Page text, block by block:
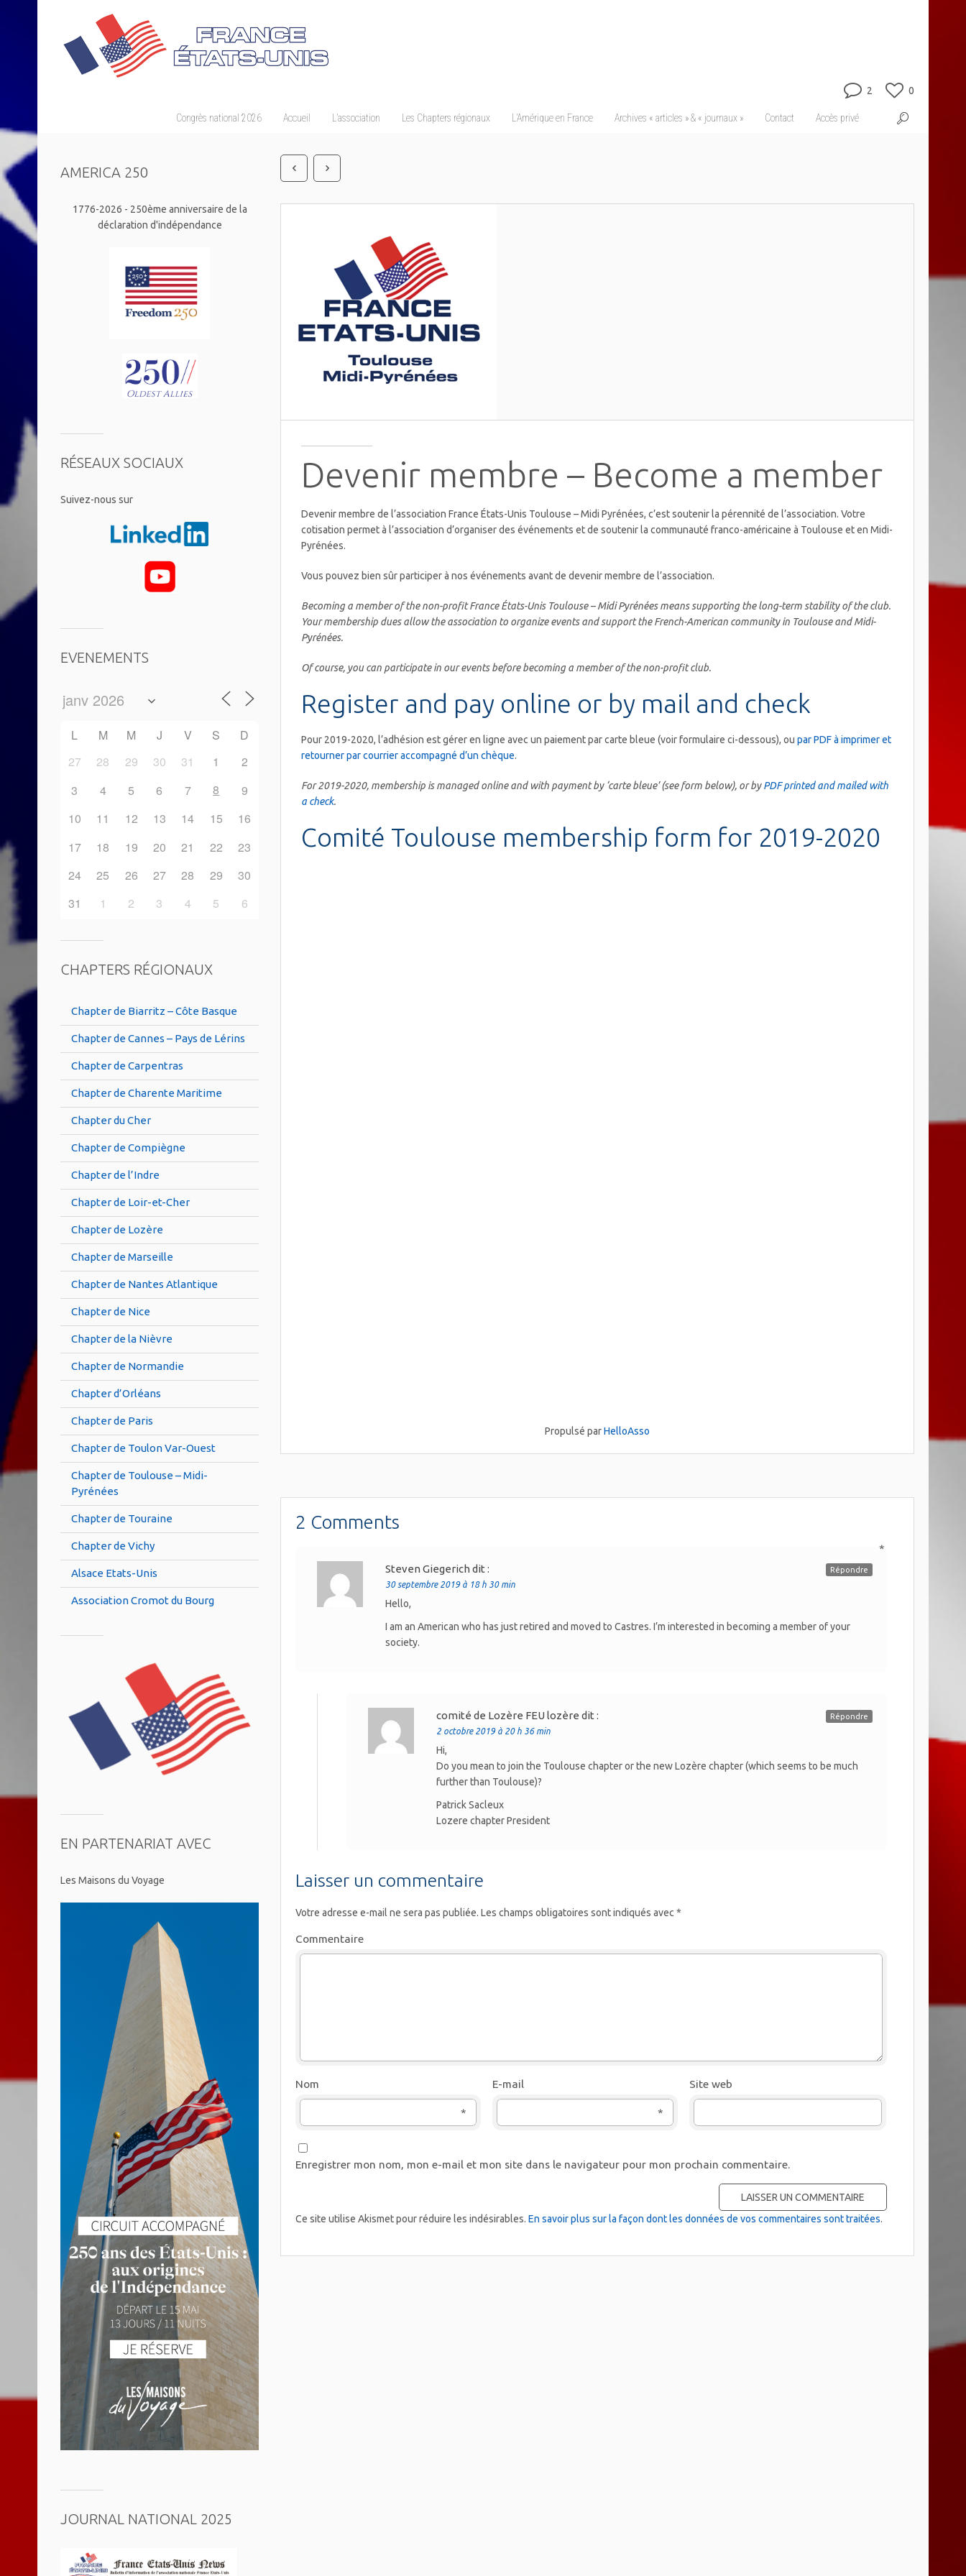
Congrès national 2026 Accueil L’association Les Chapters régionaux L’Amérique en France Archives « articles » & « journaux » Contact Accès privé
2 0
Devenir membre – Become a member
Devenir membre de l’association France États-Unis Toulouse – Midi Pyrénées, c’est soutenir la pérennité de l’association. Votre
cotisation permet à l’association d’organiser des événements et de soutenir la communauté franco-américaine à Toulouse et en Midi-
Pyrénées.
Vous pouvez bien sûr participer à nos événements avant de devenir membre de l’association.
Becoming a member of the non-profit France États-Unis Toulouse – Midi Pyrénées means supporting the long-term stability of the club.
Your membership dues allow the association to organize events and support the French-American community in Toulouse and Midi-
Pyrénées.
Of course, you can participate in our events before becoming a member of the non-profit club.
Register and pay online or by mail and check
Pour 2019-2020, l’adhésion est gérer en ligne avec un paiement par carte bleue (voir formulaire ci-dessous), oupar PDF à imprimer et
retourner par courrier accompagné d’un chèque.
For 2019-2020, membership is managed online and with payment by ‘carte bleue’ (see form below), or byPDF printed and mailed with
a check.
Comité Toulouse membership form for 2019-2020
Propulsé parHelloAsso
2 Comments
Steven Giegerichdit :
30 septembre 2019 à 18 h 30 min
Hello,
I am an American who has just retired and moved to Castres. I’m interested in becoming a member of your
society.
Répondre
comité de Lozère FEU lozère dit :
2 octobre 2019 à 20 h 36 min
Hi,
Do you mean to join the Toulouse chapter or the new Lozère chapter (which seems to be much
further than Toulouse)?
Patrick Sacleux
Lozere chapter President
Répondre
Laisser un commentaire
Votre adresse e-mail ne sera pas publiée. Les champs obligatoires sont indiqués avec *
Commentaire
*
Nom
*
E-mail
*
Site web
Enregistrer mon nom, mon e-mail et mon site dans le navigateur pour mon prochain commentaire.
Ce site utilise Akismet pour réduire les indésirables. En savoir plus sur la façon dont les données de vos commentaires sont traitées.
AMERICA 250
1776-2026 - 250ème anniversaire de la
déclaration d'indépendance
RÉSEAUX SOCIAUX
​Suivez-nous sur
EVENEMENTS
L M M J V S
D
27
28 29 30 31 1
2
3
4 5 6 7 8
9
10
11 12 13 14 15
16
17
18 19 20 21 22
23
24
25 26 27 28 29
30
31
1 2 3 4 5 6
CHAPTERS RÉGIONAUX
Chapter de Biarritz – Côte Basque
Chapter de Cannes – Pays de Lérins
Chapter de Carpentras
Chapter de Charente Maritime
Chapter du Cher
Chapter de Compiègne
Chapter de l’Indre
Chapter de Loir-et-Cher
Chapter de Lozère
Chapter de Marseille
Chapter de Nantes Atlantique
Chapter de Nice
Chapter de la Nièvre
Chapter de Normandie
Chapter d’Orléans
Chapter de Paris
Chapter de Toulon Var-Ouest
Chapter de Toulouse – Midi-
Pyrénées
Chapter de Touraine
Chapter de Vichy
Alsace Etats-Unis
Association Cromot du Bourg
EN PARTENARIAT AVEC
Les Maisons du Voyage
JOURNAL NATIONAL 2025